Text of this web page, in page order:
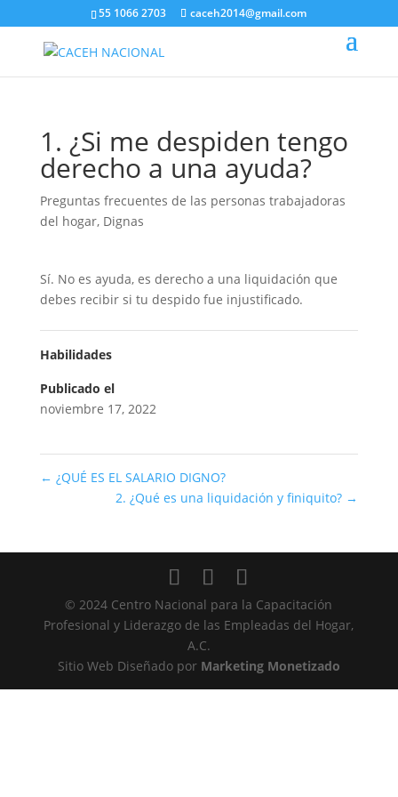
55 1066 2703 caceh2014@gmail.com
1. ¿Si me despiden tengo
derecho a una ayuda?
Preguntas frecuentes de las personas trabajadoras
del hogar, Dignas
Sí. No es ayuda, es derecho a una liquidación que
debes recibir si tu despido fue injustificado.
Habilidades
Publicado el
noviembre 17, 2022
← ¿QUÉ ES EL SALARIO DIGNO?
2. ¿Qué es una liquidación y finiquito? →
© 2024 Centro Nacional para la Capacitación
Profesional y Liderazgo de las Empleadas del Hogar,
A.C.
Sitio Web Diseñado por Marketing Monetizado